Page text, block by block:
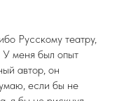
Русскому театру,
У меня был опыт
автор, он
если бы не